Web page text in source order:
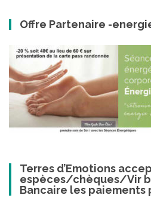
Offre Partenaire -
Terres d’Emotions
espèces/chèques/Vir
Bancaire les paiements